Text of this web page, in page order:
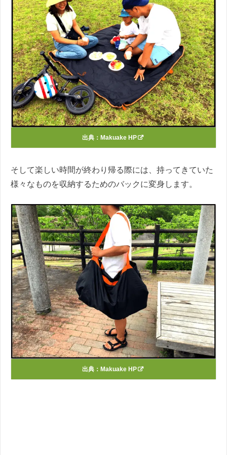
出典： Makuake HP
そして楽しい時間が終わり帰る際には、持ってきていた
様々なものを収納するためのバックに変身します。
出典： Makuake HP